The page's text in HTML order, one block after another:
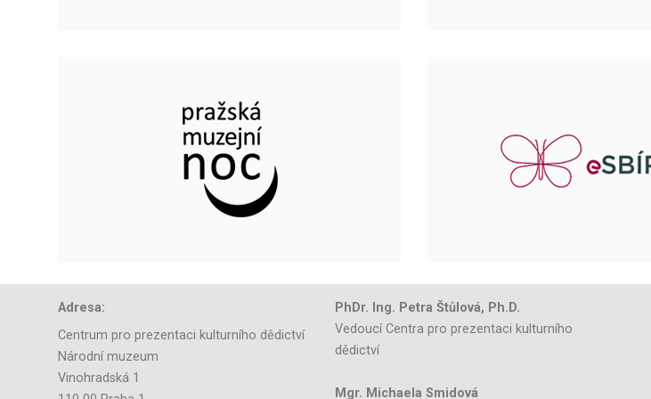
Adresa:
Centrum pro prezentaci kulturního dědictví
Národní muzeum
Vinohradská 1
PhDr. Ing. Petra Štůlová, Ph.D.
Vedoucí Centra pro prezentaci kulturního
dědictví
Mgr. Michaela Smidová